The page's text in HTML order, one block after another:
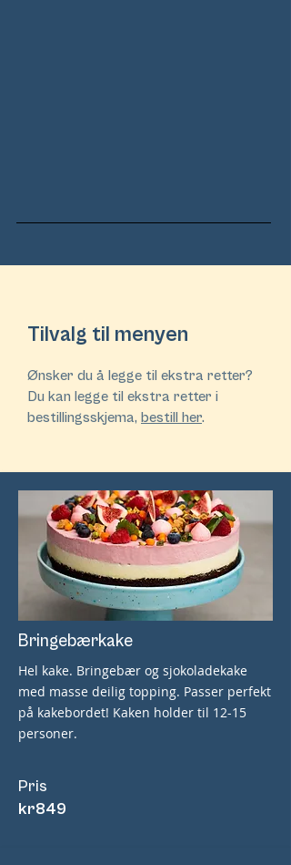
Tilvalg til menyen
Ønsker du å legge til ekstra retter?
Du kan legge til ekstra retter i
bestillingsskjema, bestill her.
Bringebærkake
Hel kake. Bringebær og sjokoladekake
med masse deilig topping. Passer perfekt
på kakebordet! Kaken holder til 12-15
personer.
Pris
kr849